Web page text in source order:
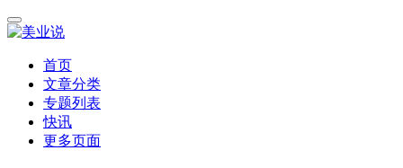
首页
文章分类
专题列表
快讯
更多页面